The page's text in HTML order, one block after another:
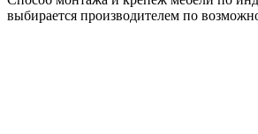
выбирается производителем по